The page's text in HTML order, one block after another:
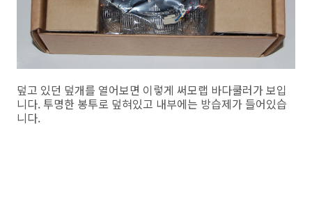
덮고 있던 덮개를 열어보면 이렇게 써모랩 바다쿨러가 보입
니다. 투명한 봉투로 덮혀있고 내부에는 방습제가 들어있습
니다.